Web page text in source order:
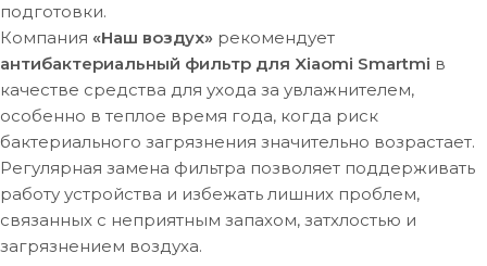
подготовки.
Компания «Наш воздух» рекомендует
антибактериальный фильтр для Xiaomi Smartmi в
качестве средства для ухода за увлажнителем,
особенно в теплое время года, когда риск
бактериального загрязнения значительно возрастает.
Регулярная замена фильтра позволяет поддерживать
работу устройства и избежать лишних проблем,
связанных с неприятным запахом, затхлостью и
загрязнением воздуха.